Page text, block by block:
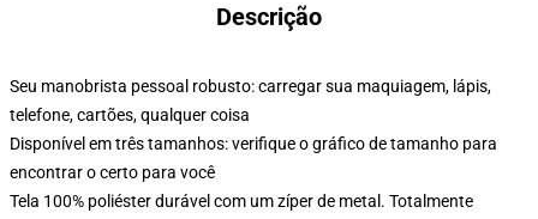
Descrição
Seu manobrista pessoal robusto: carregar sua maquiagem, lápis,
telefone, cartões, qualquer coisa
Disponível em três tamanhos: verifique o gráfico de tamanho para
encontrar o certo para você
Tela 100% poliéster durável com um zíper de metal. Totalmente